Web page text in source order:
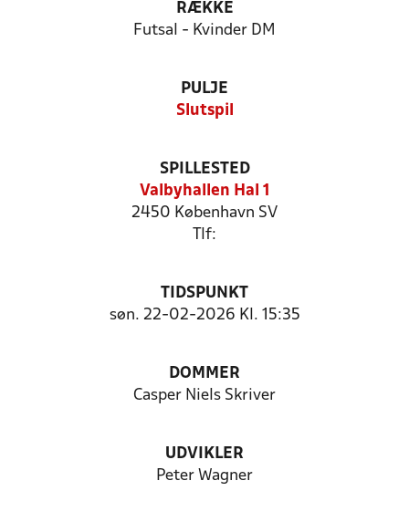
RÆKKE
Futsal - Kvinder DM
PULJE
Slutspil
SPILLESTED
Valbyhallen Hal 1
2450 København SV
Tlf:
TIDSPUNKT
søn. 22-02-2026 Kl. 15:35
DOMMER
Casper Niels Skriver
UDVIKLER
Peter Wagner